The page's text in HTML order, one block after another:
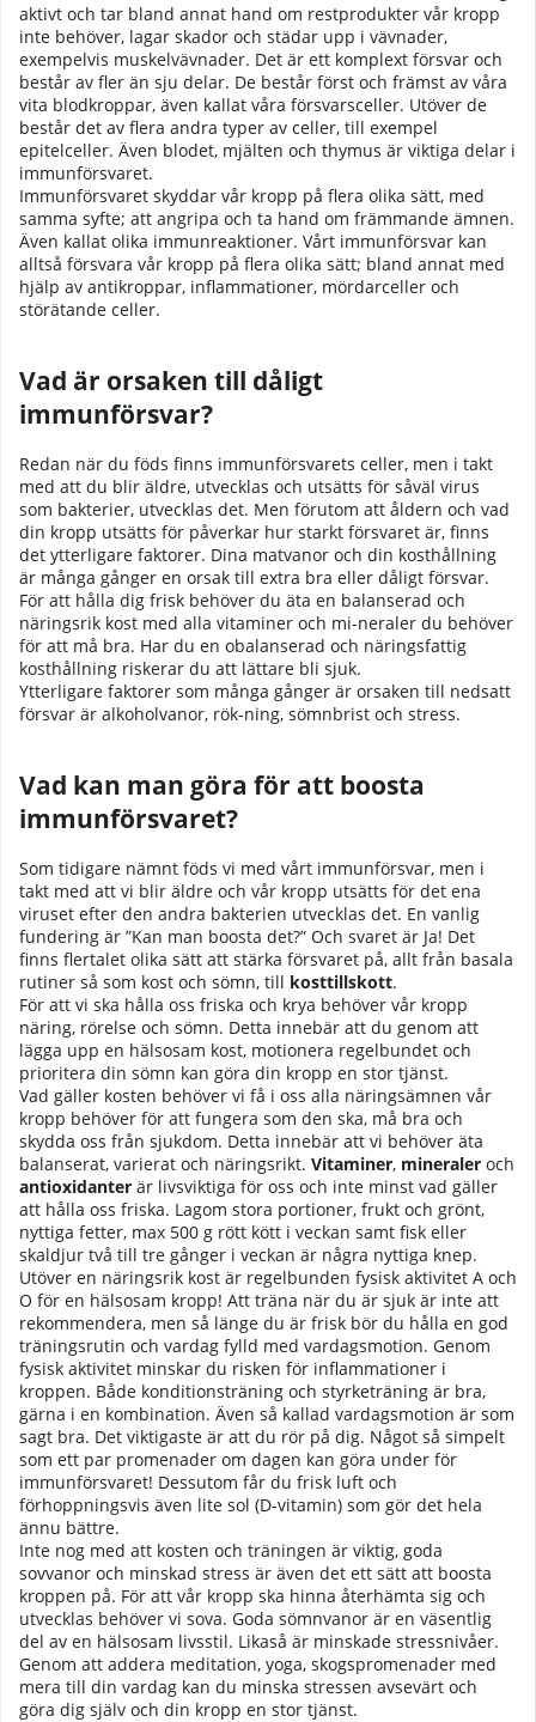
aktivt och tar bland annat hand om restprodukter vår kropp
inte behöver, lagar skador och städar upp i vävnader,
exempelvis muskelvävnader. Det är ett komplext försvar och
består av fler än sju delar. De består först och främst av våra
vita blodkroppar, även kallat våra försvarsceller. Utöver de
består det av flera andra typer av celler, till exempel
epitelceller. Även blodet, mjälten och thymus är viktiga delar i
immunförsvaret.
Immunförsvaret skyddar vår kropp på flera olika sätt, med
samma syfte; att angripa och ta hand om främmande ämnen.
Även kallat olika immunreaktioner. Vårt immunförsvar kan
alltså försvara vår kropp på flera olika sätt; bland annat med
hjälp av antikroppar, inflammationer, mördarceller och
störätande celler.
Vad är orsaken till dåligt
immunförsvar?
Redan när du föds finns immunförsvarets celler, men i takt
med att du blir äldre, utvecklas och utsätts för såväl virus
som bakterier, utvecklas det. Men förutom att åldern och vad
din kropp utsätts för påverkar hur starkt försvaret är, finns
det ytterligare faktorer. Dina matvanor och din kosthållning
är många gånger en orsak till extra bra eller dåligt försvar.
För att hålla dig frisk behöver du äta en balanserad och
näringsrik kost med alla vitaminer och mi-neraler du behöver
för att må bra. Har du en obalanserad och näringsfattig
kosthållning riskerar du att lättare bli sjuk.
Ytterligare faktorer som många gånger är orsaken till nedsatt
försvar är alkoholvanor, rök-ning, sömnbrist och stress.
Vad kan man göra för att boosta
immunförsvaret?
Som tidigare nämnt föds vi med vårt immunförsvar, men i
takt med att vi blir äldre och vår kropp utsätts för det ena
viruset efter den andra bakterien utvecklas det. En vanlig
fundering är ”Kan man boosta det?” Och svaret är Ja! Det
finns flertalet olika sätt att stärka försvaret på, allt från basala
rutiner så som kost och sömn, till kosttillskott.
För att vi ska hålla oss friska och krya behöver vår kropp
näring, rörelse och sömn. Detta innebär att du genom att
lägga upp en hälsosam kost, motionera regelbundet och
prioritera din sömn kan göra din kropp en stor tjänst.
Vad gäller kosten behöver vi få i oss alla näringsämnen vår
kropp behöver för att fungera som den ska, må bra och
skydda oss från sjukdom. Detta innebär att vi behöver äta
balanserat, varierat och näringsrikt. Vitaminer, mineraler och
antioxidanter är livsviktiga för oss och inte minst vad gäller
att hålla oss friska. Lagom stora portioner, frukt och grönt,
nyttiga fetter, max 500 g rött kött i veckan samt fisk eller
skaldjur två till tre gånger i veckan är några nyttiga knep.
Utöver en näringsrik kost är regelbunden fysisk aktivitet A och
O för en hälsosam kropp! Att träna när du är sjuk är inte att
rekommendera, men så länge du är frisk bör du hålla en god
träningsrutin och vardag fylld med vardagsmotion. Genom
fysisk aktivitet minskar du risken för inflammationer i
kroppen. Både konditionsträning och styrketräning är bra,
gärna i en kombination. Även så kallad vardagsmotion är som
sagt bra. Det viktigaste är att du rör på dig. Något så simpelt
som ett par promenader om dagen kan göra under för
immunförsvaret! Dessutom får du frisk luft och
förhoppningsvis även lite sol (D-vitamin) som gör det hela
ännu bättre.
Inte nog med att kosten och träningen är viktig, goda
sovvanor och minskad stress är även det ett sätt att boosta
kroppen på. För att vår kropp ska hinna återhämta sig och
utvecklas behöver vi sova. Goda sömnvanor är en väsentlig
del av en hälsosam livsstil. Likaså är minskade stressnivåer.
Genom att addera meditation, yoga, skogspromenader med
mera till din vardag kan du minska stressen avsevärt och
göra dig själv och din kropp en stor tjänst.